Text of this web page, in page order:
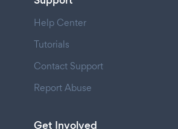
Help Center
Tutorials
Contact Support
Report Abuse
Get Involved